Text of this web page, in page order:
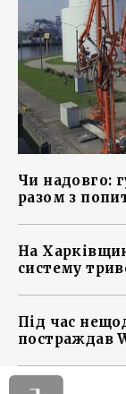
Чи надовго:
разом з
На
систему
Під час
постраждав